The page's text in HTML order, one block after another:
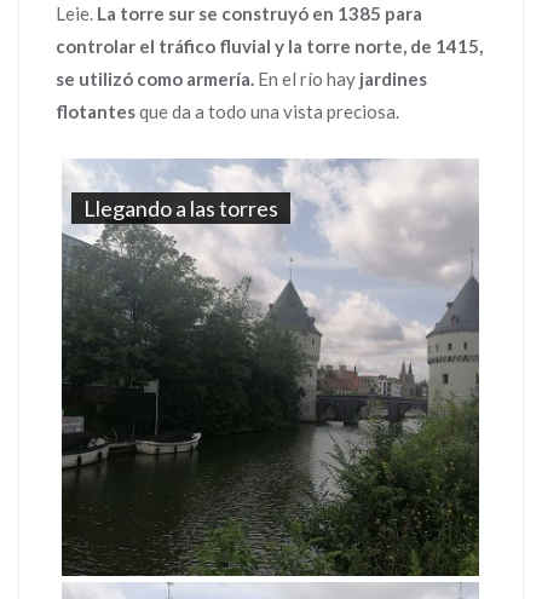
Leie. La torre sur se construyó en 1385 para
controlar el tráfico fluvial y la torre norte, de 1415,
se utilizó como armería. En el río hay jardines
flotantesque da a todo una vista preciosa.
Llegando a las torres